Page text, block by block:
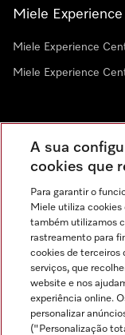
Miele
Miele Experience
Miele Experience
Miele no Instagram
Miele noMiele
A sua
cookies que
Para garantir o
Miele utiliza
também utilizamos
rastreamento para
cookies de terceiros
serviços, que
website e nos
experiência online.
personalizar
("Personalização